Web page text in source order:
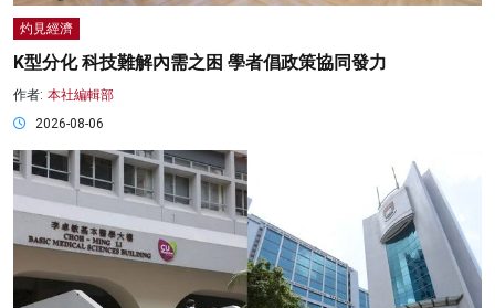
灼見經濟
K型分化 科技難解內需之困 學者倡政策協同發力
作者: 本社編輯部
2026-08-06